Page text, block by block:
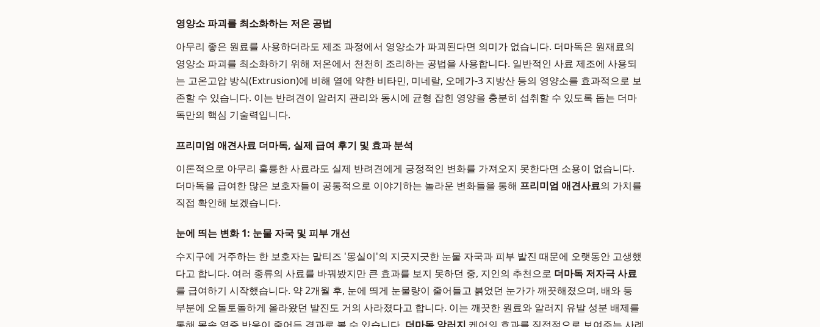
영양소 파괴를 최소화하는 저온 공법
아무리 좋은 원료를 사용하더라도 제조 과정에서 영양소가 파괴된다면 의미가 없습니다. 더마독은 원재료의
영양소 파괴를 최소화하기 위해 저온에서 천천히 조리하는 공법을 사용합니다. 일반적인 사료 제조에 사용되
는 고온고압 방식(Extrusion)에 비해 열에 약한 비타민, 미네랄, 오메가-3 지방산 등의 영양소를 효과적으로 보
존할 수 있습니다. 이는 반려견이 알러지 관리와 동시에 균형 잡힌 영양을 충분히 섭취할 수 있도록 돕는 더마
독만의 핵심 기술력입니다.
프리미엄 애견사료 더마독, 실제 급여 후기 및 효과 분석
이론적으로 아무리 훌륭한 사료라도 실제 반려견에게 긍정적인 변화를 가져오지 못한다면 소용이 없습니다.
더마독을 급여한 많은 보호자들이 공통적으로 이야기하는 놀라운 변화들을 통해 프리미엄 애견사료의 가치를
직접 확인해 보겠습니다.
눈에 띄는 변화 1: 눈물 자국 및 피부 개선
수지구에 거주하는 한 보호자는 말티즈 '몽실이'의 지긋지긋한 눈물 자국과 피부 발진 때문에 오랫동안 고생했
다고 합니다. 여러 종류의 사료를 바꿔봤지만 큰 효과를 보지 못하던 중, 지인의 추천으로 더마독 저자극 사료
를 급여하기 시작했습니다. 약 2개월 후, 눈에 띄게 눈물량이 줄어들고 붉었던 눈가가 깨끗해졌으며, 배와 등
부분에 오돌토돌하게 올라왔던 발진도 거의 사라졌다고 합니다. 이는 깨끗한 원료와 알러지 유발 성분 배제를